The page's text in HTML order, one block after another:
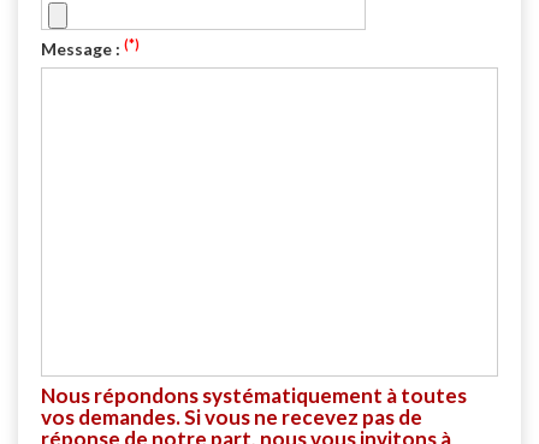
Message : (*)
Nous répondons systématiquement à toutes
vos demandes. Si vous ne recevez pas de
réponse de notre part, nous vous invitons à